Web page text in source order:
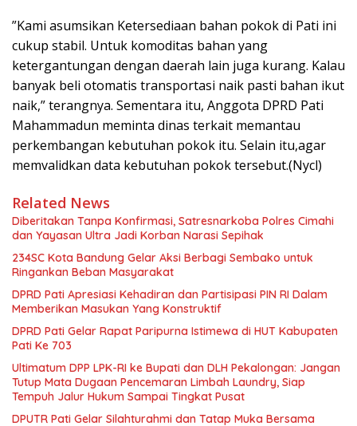
”Kami asumsikan Ketersediaan bahan pokok di Pati ini
cukup stabil. Untuk komoditas bahan yang
ketergantungan dengan daerah lain juga kurang. Kalau
banyak beli otomatis transportasi naik pasti bahan ikut
naik,” terangnya. Sementara itu, Anggota DPRD Pati
Mahammadun meminta dinas terkait memantau
perkembangan kebutuhan pokok itu. Selain itu,agar
memvalidkan data kebutuhan pokok tersebut.(Nycl)
Related News
Diberitakan Tanpa Konfirmasi, Satresnarkoba Polres Cimahi
dan Yayasan Ultra Jadi Korban Narasi Sepihak
234SC Kota Bandung Gelar Aksi Berbagi Sembako untuk
Ringankan Beban Masyarakat
DPRD Pati Apresiasi Kehadiran dan Partisipasi PIN RI Dalam
Memberikan Masukan Yang Konstruktif
DPRD Pati Gelar Rapat Paripurna Istimewa di HUT Kabupaten
Pati Ke 703
Ultimatum DPP LPK-RI ke Bupati dan DLH Pekalongan: Jangan
Tutup Mata Dugaan Pencemaran Limbah Laundry, Siap
Tempuh Jalur Hukum Sampai Tingkat Pusat
DPUTR Pati Gelar Silahturahmi dan Tatap Muka Bersama